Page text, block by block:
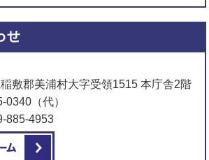
敷郡美浦村大字受領1515 本庁舎2階
0340（代）
885-4953